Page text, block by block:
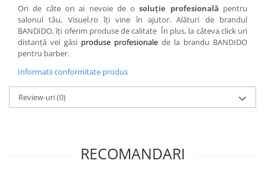
Ori de câte ori ai nevoie de osoluție profesională pentru
salonul tău, Visuel.ro îți vine în ajutor. Alături de brandul
BANDIDO, îți oferim produse de calitate În plus, la câteva click uri
distanță vei găsi produse profesionale de la brandu BANDIDO
pentru barber.
Informatii conformitate produs
Review-uri(0)
RECOMANDARI